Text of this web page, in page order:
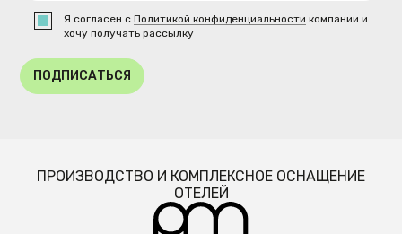
Я согласен сПолитикой конфиденциальности компании и
хочу получать рассылку
ПОДПИСАТЬСЯ
ПРОИЗВОДСТВО И КОМПЛЕКСНОЕ ОСНАЩЕНИЕ
ОТЕЛЕЙ